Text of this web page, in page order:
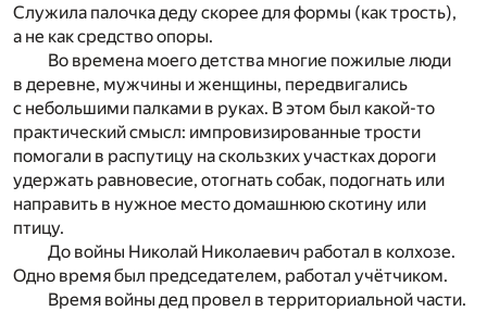
Служила палочка деду скорее для формы (как трость),
а не как средство опоры.
Во времена моего детства многие пожилые люди
в деревне, мужчины и женщины, передвигались
с небольшими палками в руках. В этом был какой-то
практический смысл: импровизированные трости
помогали в распутицу на скользких участках дороги
удержать равновесие, отогнать собак, подогнать или
направить в нужное место домашнюю скотину или
птицу.
До войны Николай Николаевич работал в колхозе.
Одно время был председателем, работал учётчиком.
Время войны дед провел в территориальной части.